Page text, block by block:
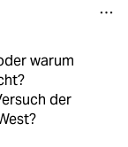
warum
der